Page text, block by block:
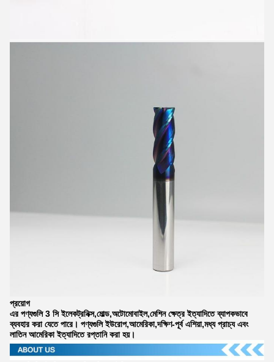
প্রয়োগ
এর পণ্যগুলি 3 সি ইলেকট্রনিক্স,মোল্ড,অটোমোবাইল,মেশিন ক্ষেত্র ইত্যাদিতে ব্যাপকভাবে
ব্যবহার করা যেতে পারে। পণ্যগুলি ইউরোপ,আমেরিকা,দক্ষিণ-পূর্ব এশিয়া,মধ্য প্রাচ্য এবং
লাতিন আমেরিকা ইত্যাদিতে রপ্তানি করা হয়।